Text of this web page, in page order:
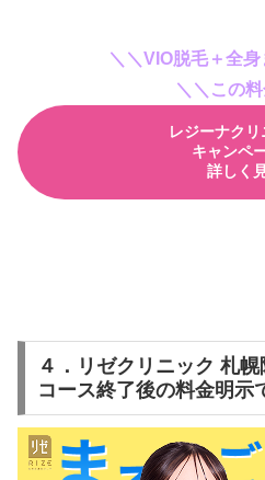
＼＼VIO脱毛＋全
＼＼この
レジーナク
キャンペ
詳しく
４．リゼクリニック 札幌
コース終了後の料金明示